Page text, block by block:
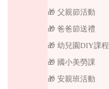
🎁 父親節活動
🎁 爸爸節送禮
🎁 幼兒園DIY課程
🎁 國小美勞課
🎁 安親班活動